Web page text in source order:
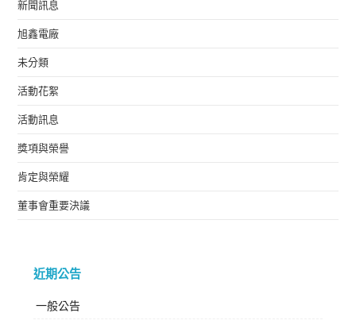
新聞訊息
旭鑫電廠
未分類
活動花絮
活動訊息
獎項與榮譽
肯定與榮耀
董事會重要決議
近期公告
一般公告